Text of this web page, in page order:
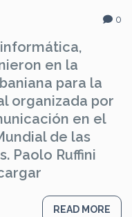
0
en la
para la
organizada por
en el
de las
Paolo Ruffini
READ MORE